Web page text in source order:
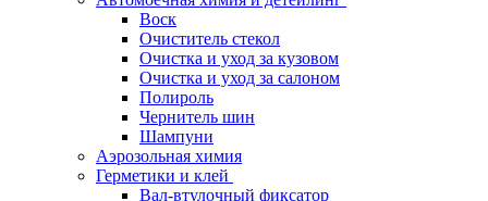
Воск
Очиститель стекол
Очистка и уход за кузовом
Очистка и уход за салоном
Полироль
Чернитель шин
Шампуни
Аэрозольная химия
Герметики и клей
Вал-втулочный фиксатор